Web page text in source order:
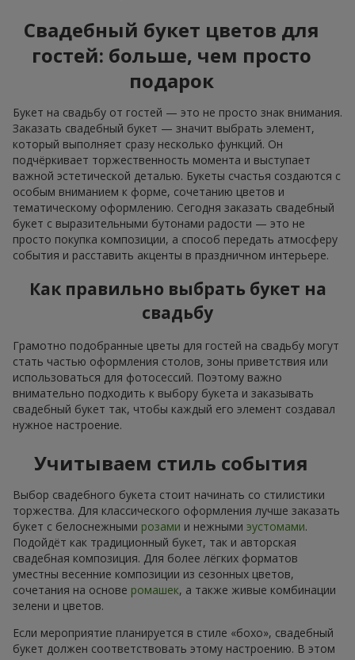
Свадебный букет цветов для
гостей: больше, чем просто
подарок
Букет на свадьбу от гостей — это не просто знак внимания.
Заказать свадебный букет — значит выбрать элемент,
который выполняет сразу несколько функций. Он
подчёркивает торжественность момента и выступает
важной эстетической деталью. Букеты счастья создаются с
особым вниманием к форме, сочетанию цветов и
тематическому оформлению. Сегодня заказать свадебный
букет с выразительными бутонами радости — это не
просто покупка композиции, а способ передать атмосферу
события и расставить акценты в праздничном интерьере.
Как правильно выбрать букет на
свадьбу
Грамотно подобранные цветы для гостей на свадьбу могут
стать частью оформления столов, зоны приветствия или
использоваться для фотосессий. Поэтому важно
внимательно подходить к выбору букета и заказывать
свадебный букет так, чтобы каждый его элемент создавал
нужное настроение.
Учитываем стиль события
Выбор свадебного букета стоит начинать со стилистики
торжества. Для классического оформления лучше заказать
букет с белоснежными розами и нежными эустомами.
Подойдёт как традиционный букет, так и авторская
свадебная композиция. Для более лёгких форматов
уместны весенние композиции из сезонных цветов,
сочетания на основе ромашек, а также живые комбинации
зелени и цветов.
Если мероприятие планируется в стиле «бохо», свадебный
букет должен соответствовать этому настроению. В этом